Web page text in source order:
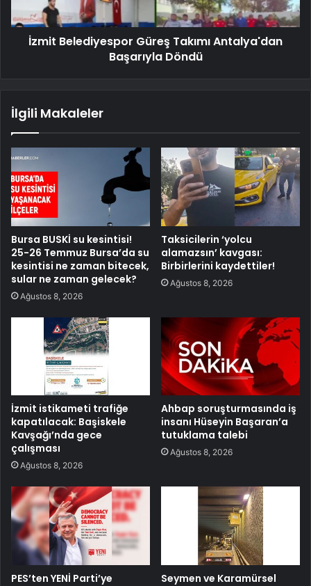
İzmit Belediyespor Güreş Takımı Antalya'dan
Başarıyla Döndü
İlgili Makaleler
Bursa BUSKİ su kesintisi!
25-26 Temmuz Bursa’da su
kesintisi ne zaman bitecek,
sular ne zaman gelecek?
Ağustos 8, 2026
Taksicilerin ‘yolcu
alamazsın’ kavgası:
Birbirlerini kaydettiler!
Ağustos 8, 2026
İzmit istikameti trafiğe
kapatılacak: Başiskele
Kavşağı’nda gece
çalışması
Ağustos 8, 2026
Ahbap soruşturmasında iş
insanı Hüseyin Başaran’a
tutuklama talebi
Ağustos 8, 2026
PES’ten YENİ Parti’ye
Seymen ve Karamürsel